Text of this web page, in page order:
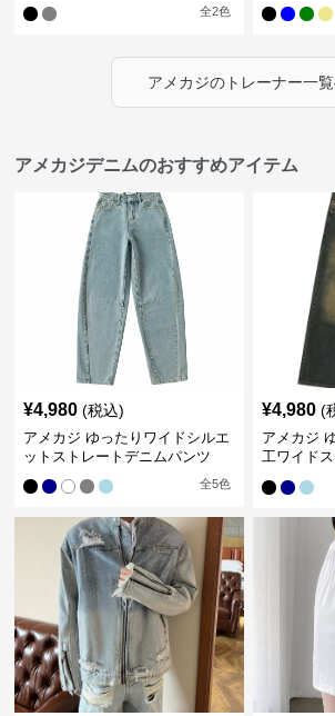
全2色
アメカジのトレーナー一
アメカジデニムのおすすめアイテム
¥4,980 (税込)
アメカジ ゆったりワイドシルエ
ットストレートデニムパンツ
全5色
¥4,980 (
アメカジ
工ワイド